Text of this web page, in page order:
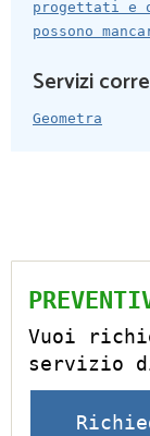
progettati e
possono
Servizi
Geometra
Vuoi
servizio